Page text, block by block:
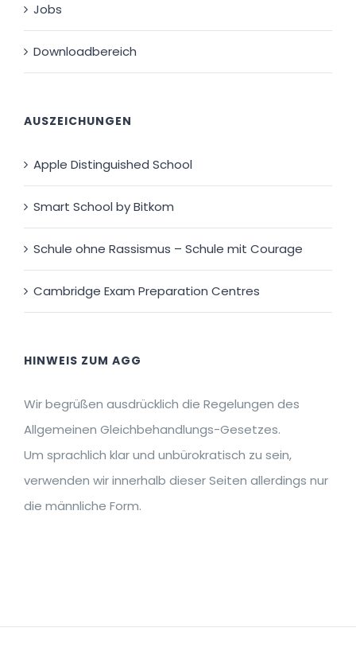
Jobs
Downloadbereich
AUSZEICHUNGEN
Apple Distinguished School
Smart School by Bitkom
Schule ohne Rassismus – Schule mit Courage
Cambridge Exam Preparation Centres
HINWEIS ZUM AGG
Wir begrüßen ausdrücklich die Regelungen des
Allgemeinen Gleichbehandlungs-Gesetzes.
Um sprachlich klar und unbürokratisch zu sein,
verwenden wir innerhalb dieser Seiten allerdings nur
die männliche Form.